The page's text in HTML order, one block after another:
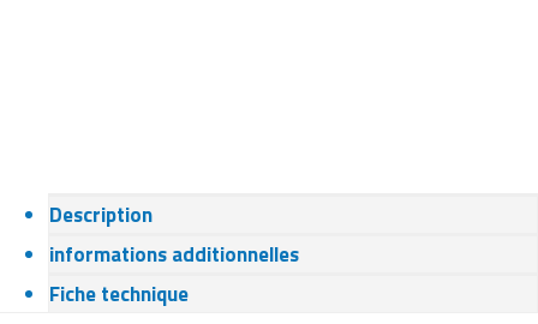
Description
informations additionnelles
Fiche technique